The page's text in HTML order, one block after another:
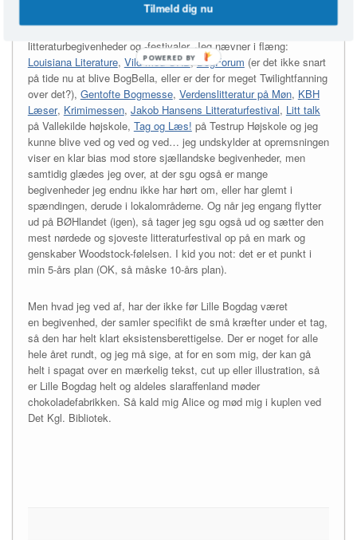
Der er masser af muligheder at møde danske forlag i løbet af året
– der er efterhånden ikke mangel på små og store
litteraturbegivenheder og -festivaler. Jeg nævner i flæng:
Louisiana Literature, Vild med ORD,BogForum (er det ikke snart
på tide nu at blive BogBella, eller er der for meget Twilightfanning
over det?), Gentofte Bogmesse, Verdenslitteratur på Møn, KBH
Læser, Krimimessen, Jakob Hansens Litteraturfestival, Litt talk
på Vallekilde højskole, Tag og Læs! på Testrup Højskole og jeg
kunne blive ved og ved og ved… jeg undskylder at opremsningen
viser en klar bias mod store sjællandske begivenheder, men
samtidig glædes jeg over, at der sgu også er mange
begivenheder jeg endnu ikke har hørt om, eller har glemt i
spændingen, derude i lokalområderne. Og når jeg engang flytter
ud på BØHlandet (igen), så tager jeg sgu også ud og sætter den
mest nørdede og sjoveste litteraturfestival op på en mark og
genskaber Woodstock-følelsen. I kid you not: det er et punkt i
min 5-års plan (OK, så måske 10-års plan).
Men hvad jeg ved af, har der ikke før Lille Bogdag været
en begivenhed, der samler specifikt de små kræfter under et tag,
så den har helt klart eksistensberettigelse. Der er noget for alle
hele året rundt, og jeg må sige, at for en som mig, der kan gå
helt i spagat over en mærkelig tekst, cut up eller illustration, så
er Lille Bogdag helt og aldeles slaraffenland møder
chokoladefabrikken. Så kald mig Alice og mød mig i kuplen ved
Det Kgl. Bibliotek.
Tilmeld dig nu
POWERED BY